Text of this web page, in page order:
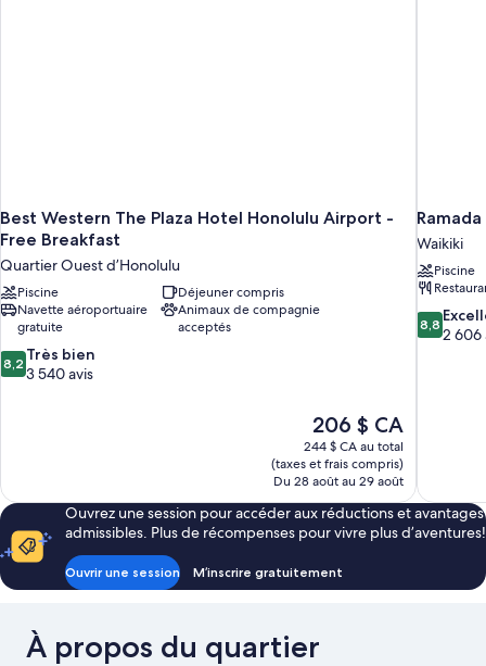
Best Western The Plaza Hotel Honolulu Airport -
Free Breakfast
Quartier Ouest d’Honolulu
Piscine
Déjeuner compris
Navette aéroportuaire
gratuite
Animaux de compagnie
acceptés
8.2
sur
8,2 Très bien
3 540 avis
Le
prix
est
de
206 $ CA
206 $ CA
244 $ CA au total
(taxes et frais compris)
Du 28 août au 29 août
Waikiki
Piscine
8.8
sur
8,8
2 606
Ouvrez une session pour accéder aux réductions et avantages
admissibles. Plus de récompenses pour vivre plus d’aventures!
Ouvrir une session M’inscrire gratuitement
À propos du quartier